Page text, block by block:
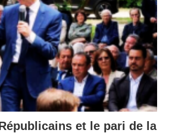
et le pari de la